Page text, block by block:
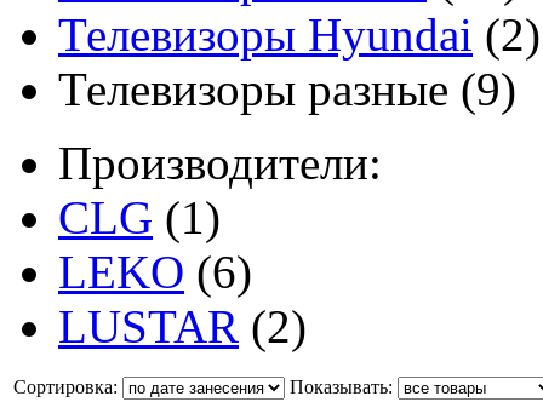
Телевизоры Hyundai (2)
Телевизоры разные (9)
Производители:
CLG (1)
LEKO (6)
LUSTAR (2)
Сортировка:
Показывать: